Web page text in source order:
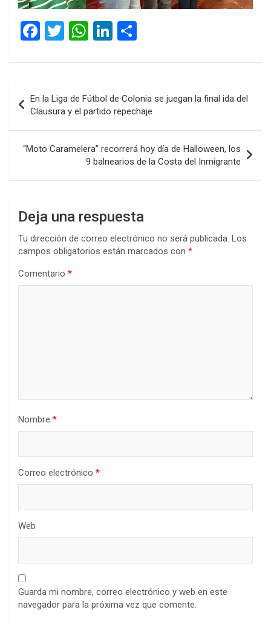
F
ce
o
o
k
T
tt
W
at
A
p
p
Li
ke
n
m
ar
tir
de
entradas
En la Liga de Fútbol de Colonia se juegan la final ida del
Clausura y el partido repechaje
“Moto Caramelera” recorrerá hoy día de Halloween, los
9 balnearios de la Costa del Inmigrante
Deja una respuesta
Tu dirección de correo electrónico no será publicada. Los
campos obligatorios están marcados con *
Comentario *
Nombre *
Correo electrónico *
Web
Guarda mi nombre, correo electrónico y web en este
navegador para la próxima vez que comente.